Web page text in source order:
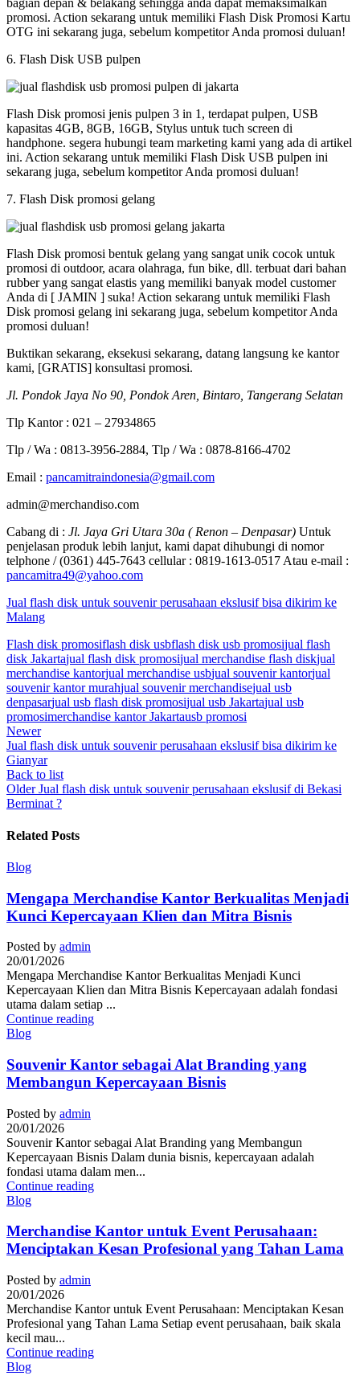
bagian depan & belakang sehingga anda dapat memaksimalkan
promosi. Action sekarang untuk memiliki Flash Disk Promosi Kartu
OTG ini sekarang juga, sebelum kompetitor Anda promosi duluan!
6. Flash Disk USB pulpen
Flash Disk promosi jenis pulpen 3 in 1, terdapat pulpen, USB
kapasitas 4GB, 8GB, 16GB, Stylus untuk tuch screen di
handphone. segera hubungi team marketing kami yang ada di artikel
ini. Action sekarang untuk memiliki Flash Disk USB pulpen ini
sekarang juga, sebelum kompetitor Anda promosi duluan!
7. Flash Disk promosi gelang
Flash Disk promosi bentuk gelang yang sangat unik cocok untuk
promosi di outdoor, acara olahraga, fun bike, dll. terbuat dari bahan
rubber yang sangat elastis yang memiliki banyak model customer
Anda di [ JAMIN ] suka! Action sekarang untuk memiliki Flash
Disk promosi gelang ini sekarang juga, sebelum kompetitor Anda
promosi duluan!
Buktikan sekarang, eksekusi sekarang, datang langsung ke kantor
kami, [GRATIS] konsultasi promosi.
Jl. Pondok Jaya No 90, Pondok Aren, Bintaro, Tangerang Selatan
Tlp Kantor : 021 – 27934865
Tlp / Wa : 0813-3956-2884, Tlp / Wa : 0878-8166-4702
Email : pancamitraindonesia@gmail.com
admin@merchandiso.com
Cabang di : Jl. Jaya Gri Utara 30a ( Renon – Denpasar) Untuk
penjelasan produk lebih lanjut, kami dapat dihubungi di nomor
telphone / (0361) 445-7643 cellular : 0819-1613-0517 Atau e-mail :
pancamitra49@yahoo.com
Jual flash disk untuk souvenir perusahaan ekslusif bisa dikirim ke
Malang
Flash disk promosiflash disk usbflash disk usb promosijual flash
disk Jakartajual flash disk promosijual merchandise flash diskjual
merchandise kantorjual merchandise usbjual souvenir kantorjual
souvenir kantor murahjual souvenir merchandisejual usb
denpasarjual usb flash disk promosijual usb Jakartajual usb
promosimerchandise kantor Jakartausb promosi
Newer
Jual flash disk untuk souvenir perusahaan ekslusif bisa dikirim ke
Gianyar
Back to list
Older Jual flash disk untuk souvenir perusahaan ekslusif di Bekasi
Berminat ?
Related Posts
Blog
Mengapa Merchandise Kantor Berkualitas Menjadi
Kunci Kepercayaan Klien dan Mitra Bisnis
Posted by admin
20/01/2026
Mengapa Merchandise Kantor Berkualitas Menjadi Kunci
Kepercayaan Klien dan Mitra Bisnis Kepercayaan adalah fondasi
utama dalam setiap ...
Continue reading
Blog
Souvenir Kantor sebagai Alat Branding yang
Membangun Kepercayaan Bisnis
Posted by admin
20/01/2026
Souvenir Kantor sebagai Alat Branding yang Membangun
Kepercayaan Bisnis Dalam dunia bisnis, kepercayaan adalah
fondasi utama dalam men...
Continue reading
Blog
Merchandise Kantor untuk Event Perusahaan:
Menciptakan Kesan Profesional yang Tahan Lama
Posted by admin
20/01/2026
Merchandise Kantor untuk Event Perusahaan: Menciptakan Kesan
Profesional yang Tahan Lama Setiap event perusahaan, baik skala
kecil mau...
Continue reading
Blog